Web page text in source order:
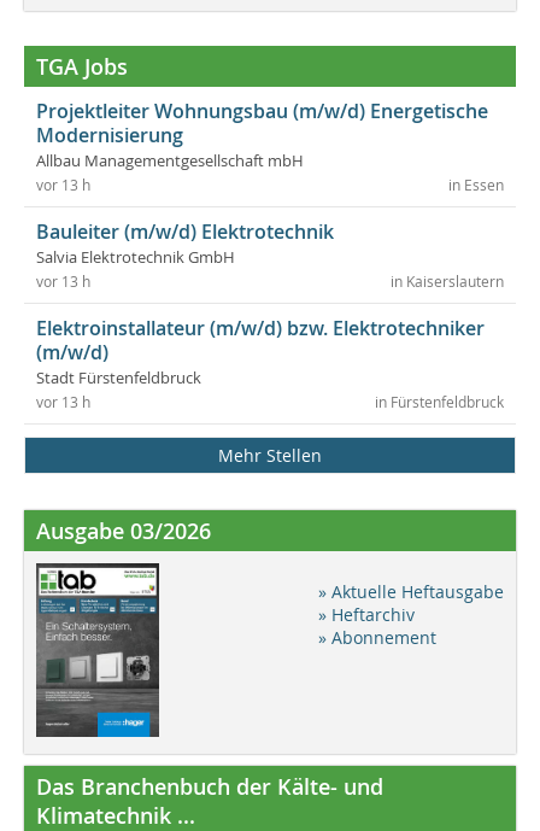
TGA Jobs
Projektleiter Wohnungsbau (m/w/d) Energetische
Modernisierung
Allbau Managementgesellschaft mbH
in Essen
vor 13 h
Bauleiter (m/w/d) Elektrotechnik
Salvia Elektrotechnik GmbH
in Kaiserslautern
vor 13 h
Elektroinstallateur (m/w/d) bzw. Elektrotechniker
(m/w/d)
Stadt Fürstenfeldbruck
in Fürstenfeldbruck
vor 13 h
Mehr Stellen
Ausgabe 03/2026
» Aktuelle Heftausgabe
» Heftarchiv
» Abonnement
Das Branchenbuch der Kälte- und
Klimatechnik ...